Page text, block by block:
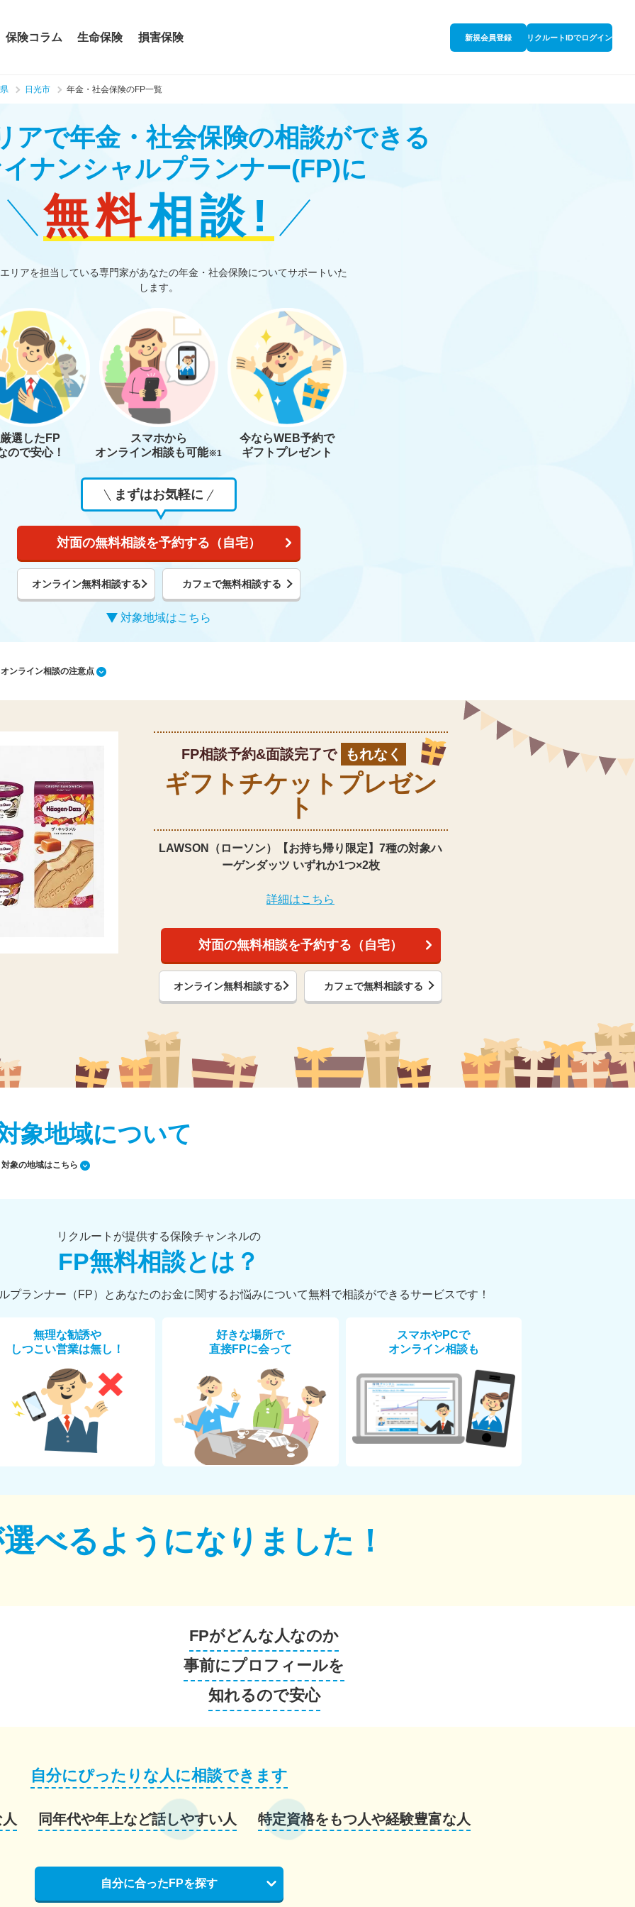
保険コラム 生命保険 損害保険 新規会員登録 リクルートIDでログイン
日光市 年金・社会保険のFP一覧
アで年金・社会保険の相談ができる
ナンシャルプランナー(FP)に
無料相談!
リアを担当している専門家があなたの年金・社会保険についてサポートいた
します。
厳選したFP
ので安心！
スマホから
オンライン相談も可能※1
今ならWEB予約で
ギフトプレゼント
まずはお気軽に
対面の無料相談を予約する（自宅）
オンライン無料相談する カフェで無料相談する
対象地域はこちら
ンライン相談の注意点
FP相談予約&面談完了で もれなく
ギフトチケット プレゼン
ト
LAWSON（ローソン）【お持ち帰り限定】 7種の対象ハ
ーゲンダッツ いずれか1つ×2枚
詳細はこちら
対面の無料相談を予約する（自宅）
オンライン無料相談する カフェで無料相談する
象地域について
対象の地域はこちら
リクルートが提供する保険チャンネルの
FP無料相談とは？
プランナー（FP）とあなたのお金に関するお悩みについて無料で相談ができるサービスです！
無理な勧誘や
しつこい営業は無し！
好きな場所で
直接FPに会って
スマホやPCで
オンライン相談も
べるようになりました！
FPがどんな人なのか
事前にプロフィールを
知れるので安心
自分にぴったりな人に相談できます
同年代や年上など話しやすい人 特定資格をもつ人や経験豊富な人
自分に合ったFPを探す